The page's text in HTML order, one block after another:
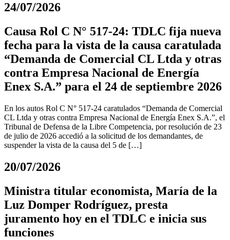
24/07/2026
Causa Rol C N° 517-24: TDLC fija nueva
fecha para la vista de la causa caratulada
“Demanda de Comercial CL Ltda y otras
contra Empresa Nacional de Energía
Enex S.A.” para el 24 de septiembre 2026
En los autos Rol C N° 517-24 caratulados “Demanda de Comercial
CL Ltda y otras contra Empresa Nacional de Energía Enex S.A.”, el
Tribunal de Defensa de la Libre Competencia, por resolución de 23
de julio de 2026 accedió a la solicitud de los demandantes, de
suspender la vista de la causa del 5 de […]
20/07/2026
Ministra titular economista, María de la
Luz Domper Rodríguez, presta
juramento hoy en el TDLC e inicia sus
funciones